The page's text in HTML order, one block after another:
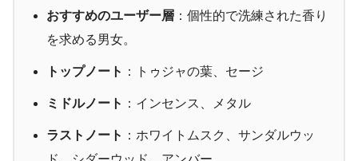
おすすめのユーザー層 ：個性的で洗練された香り
を求める男女。
トップノート ：トゥジャの葉、セージ
ミドルノート ：インセンス、メタル
ラストノート ：ホワイトムスク、サンダルウッ